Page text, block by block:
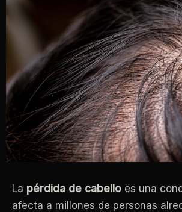
La pérdida de cabello es una
afecta a millones de personas